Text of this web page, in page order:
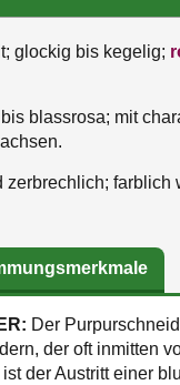
glockig bis kegelig;
blassrosa; mit
zerbrechlich; farblich
Der
der oft inmitten
der Austritt einer